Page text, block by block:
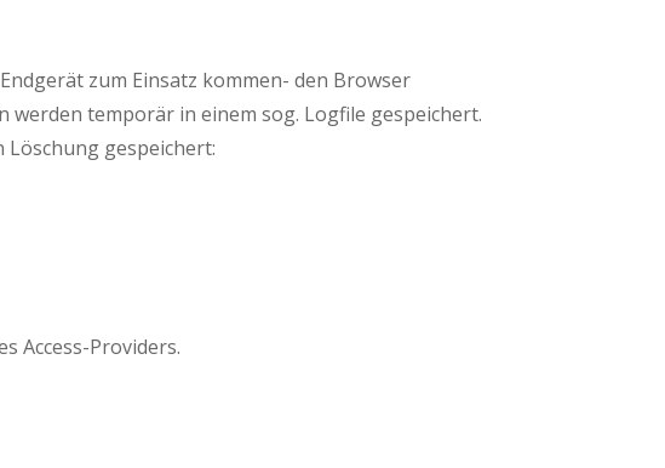
zum Einsatz kommen- den Browser
temporär in einem sog. Logfile gespeichert.
gespeichert:
Access-Providers.